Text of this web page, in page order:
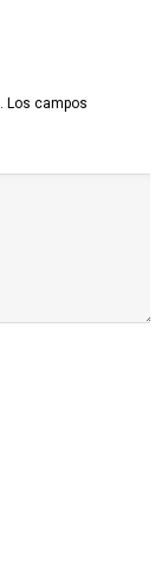
Los campos